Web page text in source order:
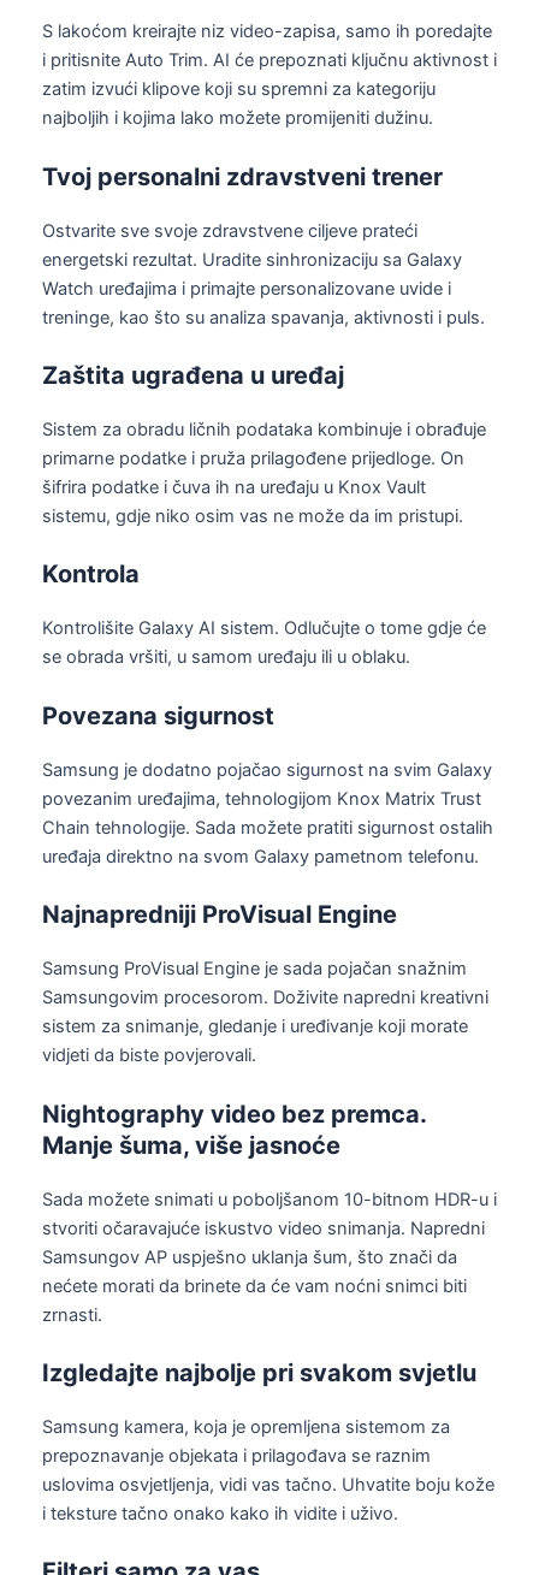
S lakoćom kreirajte niz video-zapisa, samo ih poredajte
i pritisnite Auto Trim. AI će prepoznati ključnu aktivnost i
zatim izvući klipove koji su spremni za kategoriju
najboljih i kojima lako možete promijeniti dužinu.
Tvoj personalni zdravstveni trener
Ostvarite sve svoje zdravstvene ciljeve prateći
energetski rezultat. Uradite sinhronizaciju sa Galaxy
Watch uređajima i primajte personalizovane uvide i
treninge, kao što su analiza spavanja, aktivnosti i puls.
Zaštita ugrađena u uređaj
Sistem za obradu ličnih podataka kombinuje i obrađuje
primarne podatke i pruža prilagođene prijedloge. On
šifrira podatke i čuva ih na uređaju u Knox Vault
sistemu, gdje niko osim vas ne može da im pristupi.
Kontrola
Kontrolišite Galaxy AI sistem. Odlučujte o tome gdje će
se obrada vršiti, u samom uređaju ili u oblaku.
Povezana sigurnost
Samsung je dodatno pojačao sigurnost na svim Galaxy
povezanim uređajima, tehnologijom Knox Matrix Trust
Chain tehnologije. Sada možete pratiti sigurnost ostalih
uređaja direktno na svom Galaxy pametnom telefonu.
Najnapredniji ProVisual Engine
Samsung ProVisual Engine je sada pojačan snažnim
Samsungovim procesorom. Doživite napredni kreativni
sistem za snimanje, gledanje i uređivanje koji morate
vidjeti da biste povjerovali.
Nightography video bez premca.
Manje šuma, više jasnoće
Sada možete snimati u poboljšanom 10-bitnom HDR-u i
stvoriti očaravajuće iskustvo video snimanja. Napredni
Samsungov AP uspješno uklanja šum, što znači da
nećete morati da brinete da će vam noćni snimci biti
zrnasti.
Izgledajte najbolje pri svakom svjetlu
Samsung kamera, koja je opremljena sistemom za
prepoznavanje objekata i prilagođava se raznim
uslovima osvjetljenja, vidi vas tačno. Uhvatite boju kože
i teksture tačno onako kako ih vidite i uživo.